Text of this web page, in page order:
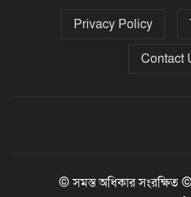
Privacy Policy
Contact
© সমস্ত অধিকার সংরক্ষিত